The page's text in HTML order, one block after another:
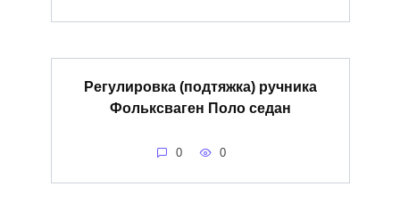
Регулировка (подтяжка) ручника
Фольксваген Поло седан
0 0